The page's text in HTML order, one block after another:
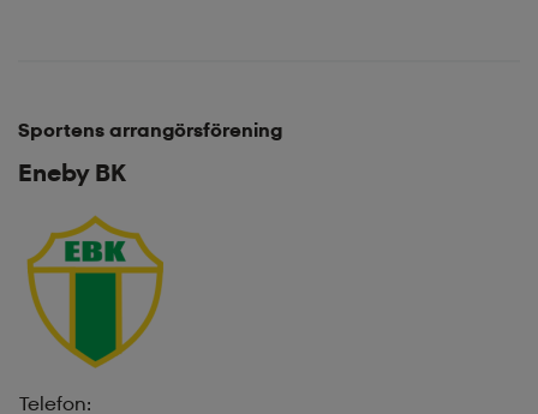
Sportens arrangörsförening
Eneby BK
Telefon: